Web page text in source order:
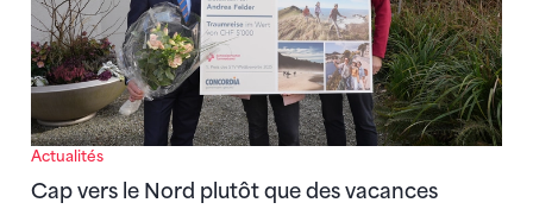
Actualités
Cap vers le Nord plutôt que des vacances